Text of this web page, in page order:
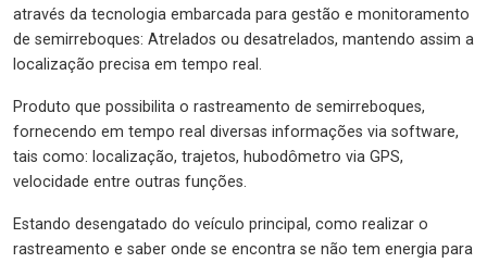
através da tecnologia embarcada para gestão e monitoramento
de semirreboques: Atrelados ou desatrelados, mantendo assim a
localização precisa em tempo real.
Produto que possibilita o rastreamento de semirreboques,
fornecendo em tempo real diversas informações via software,
tais como: localização, trajetos, hubodômetro via GPS,
velocidade entre outras funções.
Estando desengatado do veículo principal, como realizar o
rastreamento e saber onde se encontra se não tem energia para